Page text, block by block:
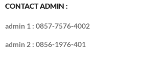
CONTACT ADMIN :
admin 1 : 0857-7576-4002
admin 2 : 0856-1976-401